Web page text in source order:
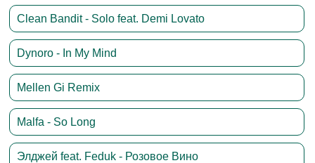
Clean Bandit - Solo feat. Demi Lovato
Dynoro - In My Mind
Mellen Gi Remix
Malfa - So Long
Элджей feat. Feduk - Розовое Вино